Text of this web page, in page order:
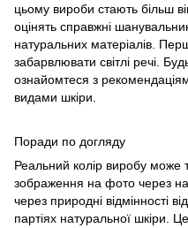
цьому вироби стають більш
оцінять справжні
натуральних матеріалів.
забарвлювати світлі речі.
ознайомтеся з
видами шкіри.
Поради по догляду
Реальний колір виробу може
зображення на фото через
через природні відмінності
партіях натуральної шкіри.